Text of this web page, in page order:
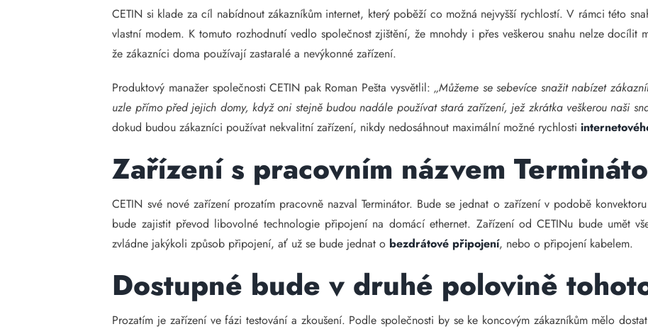
CETIN si klade za cíl nabídnout zákazníkům internet, který poběží co možná nejvyšší rychlostí. V rámci této
vlastní modem. K tomuto rozhodnutí vedlo společnost zjištění, že mnohdy i přes veškerou snahu nelze docílit
že zákazníci doma používají zastaralé a nevýkonné zařízení.
Produktový manažer společnosti CETIN pak Roman Pešta vysvětlil:„Můžeme se sebevíce snažit nabízet
uzle přímo před jejich domy, když oni stejně budou nadále používat stará zařízení, jež zkrátka veškerou naši
dokud budou zákazníci používat nekvalitní zařízení, nikdy nedosáhnout maximální možné rychlosti
Zařízení s pracovním názvem
CETIN své nové zařízení prozatím pracovně nazval Terminátor. Bude se jednat o zařízení v podobě
bude zajistit převod libovolné technologie připojení na domácí ethernet. Zařízení od CETINu bude umět
zvládne jakýkoli způsob připojení, ať už se bude jednat o bezdrátové připojení, nebo o připojení kabelem.
Dostupné bude v druhé polovině
Prozatím je zařízení ve fázi testování a zkoušení. Podle společnosti by se ke koncovým zákazníkům mělo